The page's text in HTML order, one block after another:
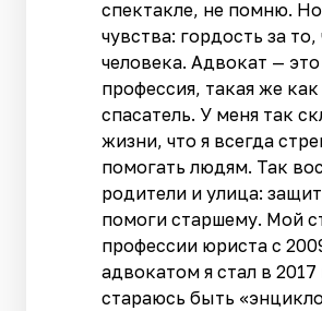
спектакле, не помню.
чувства: гордость за
человека. Адвокат —
профессия, такая же как
спасатель. У меня так
жизни, что я всегда
помогать людям. Так
родители и улица:
помоги старшему. Мой
профессии юриста с
адвокатом я стал в 2017
стараюсь быть